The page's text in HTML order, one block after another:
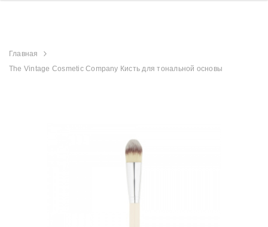
Главная
The Vintage Cosmetic Company Кисть для тональной основы